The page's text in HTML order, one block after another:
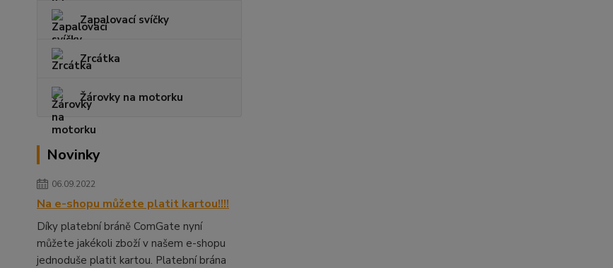
Zapalovací svíčky
Zrcátka
Žárovky na motorku
Novinky
06.09.2022
Na e-shopu můžete platit kartou!!!!
Díky platební bráně ComGate nyní
můžete jakékoli zboží v našem e-shopu
jednoduše platit kartou. Platební brána